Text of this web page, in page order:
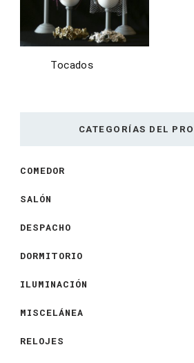
Tocados
CATEGORÍAS DEL
COMEDOR
SALÓN
DESPACHO
DORMITORIO
ILUMINACIÓN
MISCELÁNEA
RELOJES